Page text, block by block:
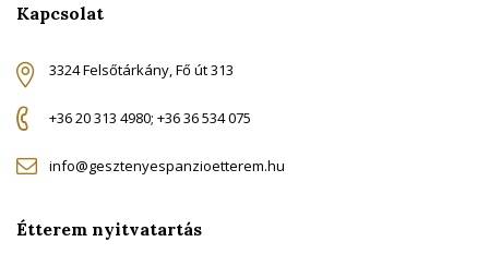
Kapcsolat
3324 Felsőtárkány, Fő út 313
+36 20 313 4980; +36 36 534 075
info@gesztenyespanzioetterem.hu
Étterem nyitvatartás